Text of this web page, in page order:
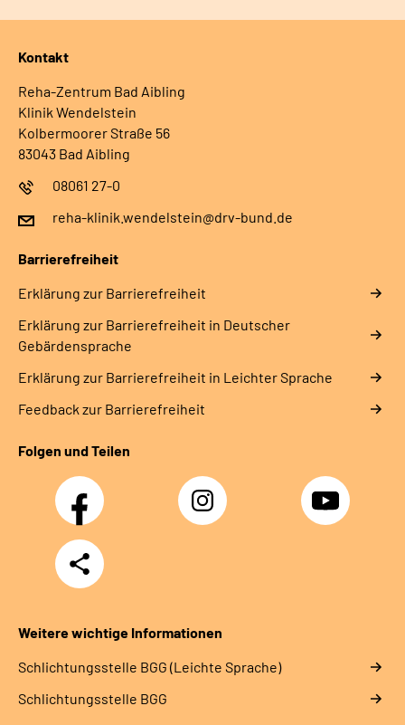
Kontakt
Reha-Zentrum Bad Aibling
Klinik Wendelstein
Kolbermoorer Straße 56
83043 Bad Aibling
08061 27-0
reha-klinik.wendelstein@drv-bund.de
Barrierefreiheit
Erklärung zur Barrierefreiheit
Erklärung zur Barrierefreiheit in Deutscher
Gebärdensprache
Erklärung zur Barrierefreiheit in Leichter Sprache
Feedback zur Barrierefreiheit
Folgen und Teilen
Facebook Instagram YouTube
Teilen
Weitere wichtige Informationen
Schlich­tungs­stel­le BGG (Leichte Sprache)
Schlich­tungs­stel­le BGG